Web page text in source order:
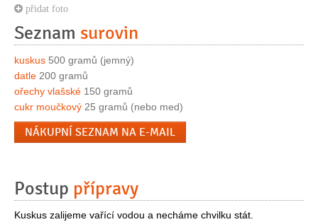
přidat foto
Seznam surovin
kuskus 500 gramů (jemný)
datle 200 gramů
ořechy vlašské 150 gramů
cukr moučkový 25 gramů (nebo med)
NÁKUPNÍ SEZNAM NA E-MAIL
Postup přípravy
Kuskus zalijeme vařící vodou a necháme chvilku stát.